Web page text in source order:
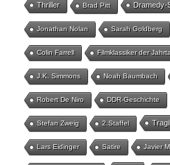
Thriller Brad Pitt Dramedy-
Jonathan Nolan Sarah Goldberg
Colin Farrell Filmklassiker der
J.K. Simmons Noah Baumbach
Robert De Niro DDR-Geschichte
Stefan Zweig 2.Staffel
Lars Eidinger Satire Javier